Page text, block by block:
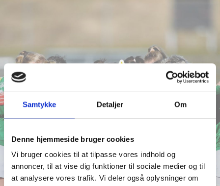
Samtykke Detaljer Om
Denne hjemmeside bruger cookies
Vi bruger cookies til at tilpasse vores indhold og
annoncer, til at vise dig funktioner til sociale medier og til
at analysere vores trafik. Vi deler også oplysninger om